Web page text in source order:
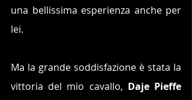
una bellissima esperienza anche per
lei.
Ma la grande soddisfazione è stata la
vittoria del mio cavallo, Daje Pieffe